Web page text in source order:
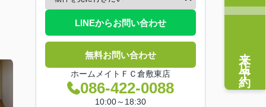
LINEからお問い合わせ
無料お問い合わせ
ホームメイトＦＣ倉敷東店
086-422-0088
10:00～18:30
来店予約